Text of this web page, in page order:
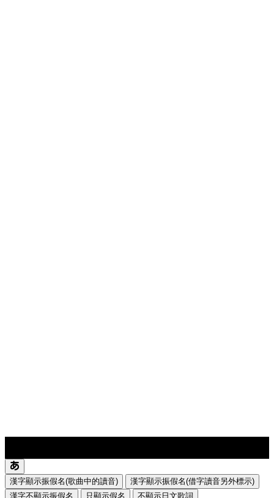
漢字顯示振假名(歌曲中的讀音)
漢字顯示振假名(借字讀音另外標示)
漢字不顯示振假名
只顯示假名
不顯示日文歌詞